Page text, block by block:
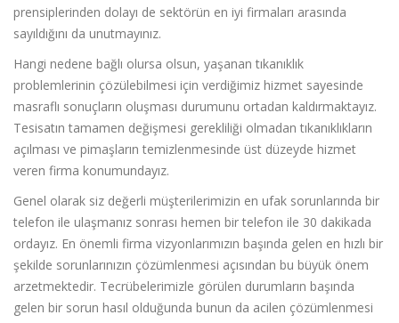
prensiplerinden dolayı de sektörün en iyi firmaları arasında
sayıldığını da unutmayınız.
Hangi nedene bağlı olursa olsun, yaşanan tıkanıklık
problemlerinin çözülebilmesi için verdiğimiz hizmet sayesinde
masraflı sonuçların oluşması durumunu ortadan kaldırmaktayız.
Tesisatın tamamen değişmesi gerekliliği olmadan tıkanıklıkların
açılması ve pimaşların temizlenmesinde üst düzeyde hizmet
veren firma konumundayız.
Genel olarak siz değerli müşterilerimizin en ufak sorunlarında bir
telefon ile ulaşmanız sonrası hemen bir telefon ile 30 dakikada
ordayız. En önemli firma vizyonlarımızın başında gelen en hızlı bir
şekilde sorunlarınızın çözümlenmesi açısından bu büyük önem
arzetmektedir. Tecrübelerimizle görülen durumların başında
gelen bir sorun hasıl olduğunda bunun da acilen çözümlenmesi